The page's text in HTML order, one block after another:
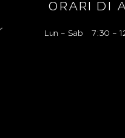
ORARI DI
Lun – Sab 7:30 –